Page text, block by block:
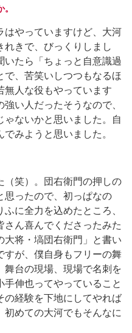
やっていますけど、大河
れきで、びっくりしまし
いたら「ちょっと自意識過
、苦笑いしつつもなるほ
無人な役もやっています
い人だったそうなので、
ないかと思いました。自
みようと思いました。
笑）。団右衛門の押しの
思ったので、初っぱなの
ふに全力を込めたところ、
さん喜んでくださったみた
大将・塙団右衛門」と書い
すが、僕自身もフリーの舞
舞台の現場、現場で名刺を
伸也ってやっていること
の経験を下地にしてやれば
めての大河でもそんなに